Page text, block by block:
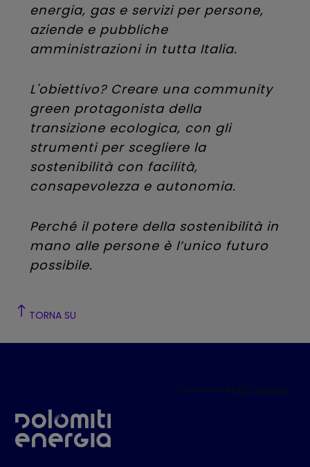
energia, gas e servizi per persone,
aziende e pubbliche
amministrazioni in tutta Italia.
L'obiettivo? Creare una community
green protagonista della
transizione ecologica, con gli
strumenti per scegliere la
sostenibilità con facilità,
consapevolezza e autonomia.
Perché il potere della sostenibilità in
mano alle persone è l’unico futuro
possibile.
TORNA SU